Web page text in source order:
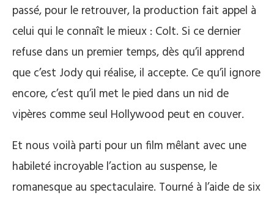
passé, pour le retrouver, la production fait appel à
celui qui le connaît le mieux : Colt. Si ce dernier
refuse dans un premier temps, dès qu’il apprend
que c’est Jody qui réalise, il accepte. Ce qu’il ignore
encore, c’est qu’il met le pied dans un nid de
vipères comme seul Hollywood peut en couver.
Et nous voilà parti pour un film mêlant avec une
habileté incroyable l’action au suspense, le
romanesque au spectaculaire. Tourné à l’aide de six